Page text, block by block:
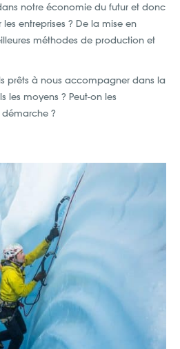
notre économie du futur et donc
entreprises ? De la mise en
méthodes de production et
prêts à nous accompagner dans la
les moyens ? Peut-on les
?